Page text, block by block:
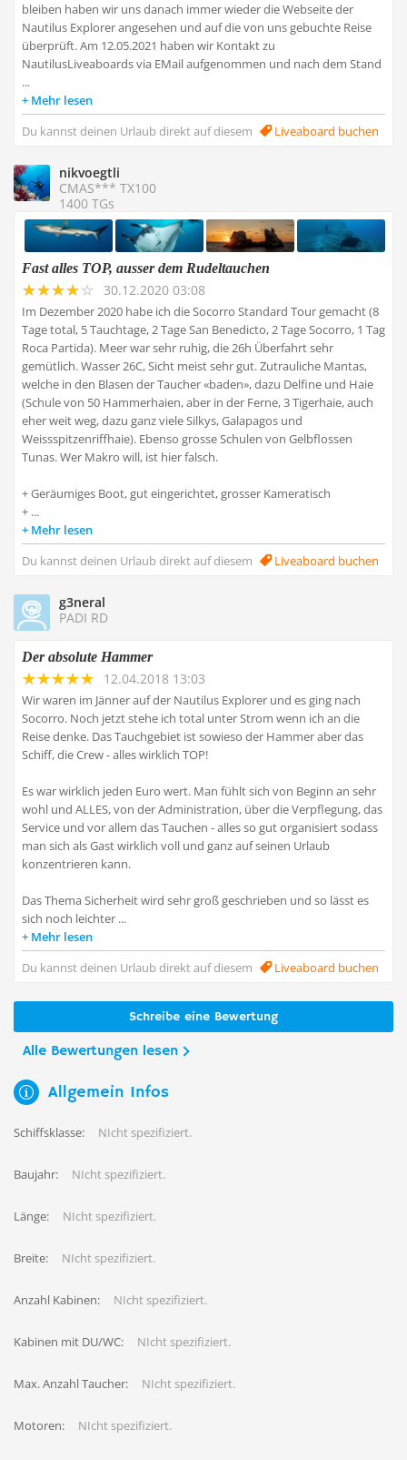
bleiben haben wir uns danach immer wieder die Webseite der
Nautilus Explorer angesehen und auf die von uns gebuchte Reise
überprüft. Am 12.05.2021 haben wir Kontakt zu
NautilusLiveaboards via EMail aufgenommen und nach dem Stand
...
Mehr lesen
Du kannst deinen Urlaub direkt auf diesem
Liveaboard buchen
nikvoegtli
CMAS*** TX100
1400 TGs
Fast alles TOP, ausser dem Rudeltauchen
30.12.2020 03:08
Im Dezember 2020 habe ich die Socorro Standard Tour gemacht (8
Tage total, 5 Tauchtage, 2 Tage San Benedicto, 2 Tage Socorro, 1 Tag
Roca Partida). Meer war sehr ruhig, die 26h Überfahrt sehr
gemütlich. Wasser 26C, Sicht meist sehr gut. Zutrauliche Mantas,
welche in den Blasen der Taucher «baden», dazu Delfine und Haie
(Schule von 50 Hammerhaien, aber in der Ferne, 3 Tigerhaie, auch
eher weit weg, dazu ganz viele Silkys, Galapagos und
Weissspitzenriffhaie). Ebenso grosse Schulen von Gelbflossen
Tunas. Wer Makro will, ist hier falsch.
+ Geräumiges Boot, gut eingerichtet, grosser Kameratisch
+ ...
Mehr lesen
Du kannst deinen Urlaub direkt auf diesem
Liveaboard buchen
g3neral
PADI RD
Der absolute Hammer
12.04.2018 13:03
Wir waren im Jänner auf der Nautilus Explorer und es ging nach
Socorro. Noch jetzt stehe ich total unter Strom wenn ich an die
Reise denke. Das Tauchgebiet ist sowieso der Hammer aber das
Schiff, die Crew - alles wirklich TOP!
Es war wirklich jeden Euro wert. Man fühlt sich von Beginn an sehr
wohl und ALLES, von der Administration, über die Verpflegung, das
Service und vor allem das Tauchen - alles so gut organisiert sodass
man sich als Gast wirklich voll und ganz auf seinen Urlaub
konzentrieren kann.
Das Thema Sicherheit wird sehr groß geschrieben und so lässt es
sich noch leichter ...
Mehr lesen
Du kannst deinen Urlaub direkt auf diesem
Liveaboard buchen
Schreibe eine Bewertung
Alle Bewertungen lesen
Allgemein Infos
Schiffsklasse: NIcht spezifiziert.
Baujahr: NIcht spezifiziert.
Länge: NIcht spezifiziert.
Breite: NIcht spezifiziert.
Anzahl Kabinen: NIcht spezifiziert.
Kabinen mit DU/WC: NIcht spezifiziert.
Max. Anzahl Taucher: NIcht spezifiziert.
Motoren: NIcht spezifiziert.